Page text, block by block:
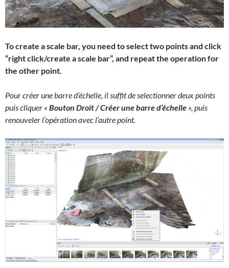
To create a scale bar, you need to select two points and click
“right click/create a scale bar”, and repeat the operation for
the other point.
Pour créer une barre d’échelle, il suffit de selectionner deux points
puis cliquer « Bouton Droit / Créer une barre d’échelle », puis
renouveler l’opération avec l’autre point.